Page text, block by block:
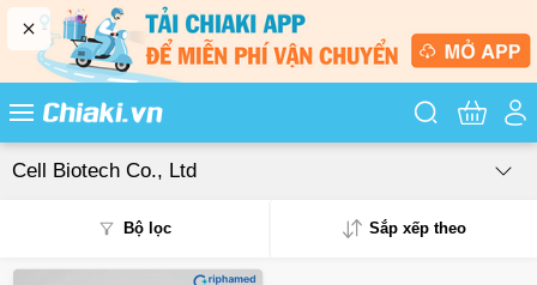
Tìm kiếm
Cell Biotech Co., Ltd
Bộ lọc Sắp xếp theo